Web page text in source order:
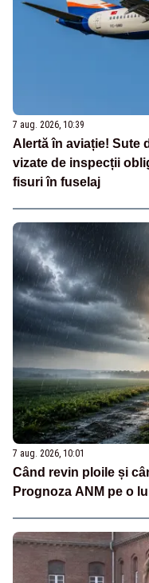
7 aug. 2026, 10:39
Alertă în aviație! Sute
vizate de inspecții
fisuri în fuselaj
7 aug. 2026, 10:01
Când revin ploile și
Prognoza ANM pe o